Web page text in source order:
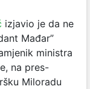
izjavio je da ne
Mađar”
ministra
na pres-
Miloradu